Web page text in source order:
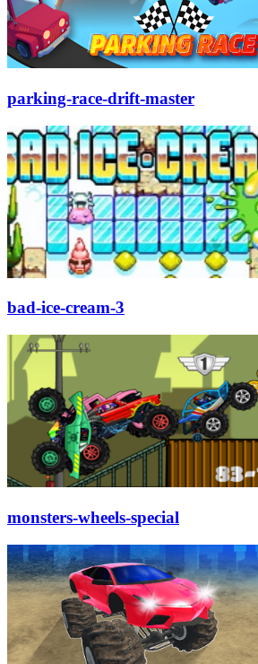
parking-race-drift-master
bad-ice-cream-3
monsters-wheels-special